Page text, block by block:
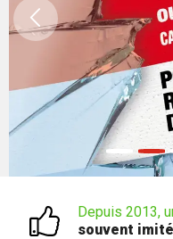
Previous
Depuis 2013,
souvent